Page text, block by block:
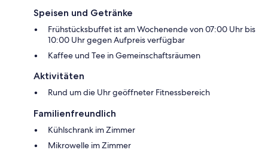
Speisen und Getränke
Frühstücksbuffet ist am Wochenende von 07:00 Uhr bis
10:00 Uhr gegen Aufpreis verfügbar
Kaffee und Tee in Gemeinschaftsräumen
Aktivitäten
Rund um die Uhr geöffneter Fitnessbereich
Familienfreundlich
Kühlschrank im Zimmer
Mikrowelle im Zimmer